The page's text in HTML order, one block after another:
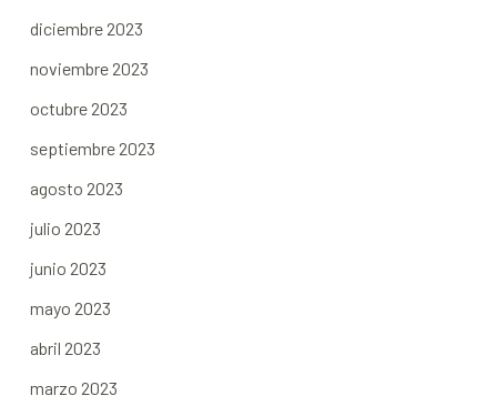
diciembre 2023
noviembre 2023
octubre 2023
septiembre 2023
agosto 2023
julio 2023
junio 2023
mayo 2023
abril 2023
marzo 2023